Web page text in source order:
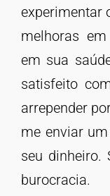
experimentar
melhoras
em sua
satisfeito
arrepender
me enviar
seu dinheiro.
burocracia.